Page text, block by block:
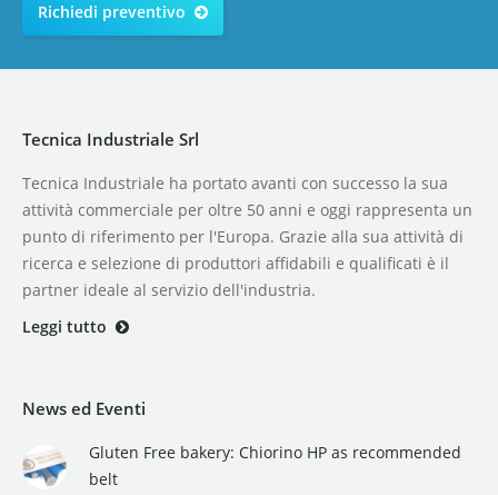
Richiedi preventivo
Tecnica Industriale Srl
Tecnica Industriale ha portato avanti con successo la sua
attività commerciale per oltre 50 anni e oggi rappresenta un
punto di riferimento per l'Europa. Grazie alla sua attività di
ricerca e selezione di produttori affidabili e qualificati è il
partner ideale al servizio dell'industria.
Leggi tutto
News ed Eventi
Gluten Free bakery: Chiorino HP as recommended
belt